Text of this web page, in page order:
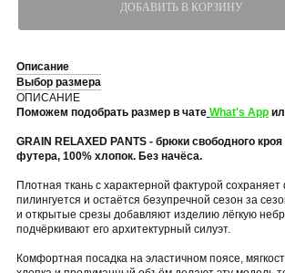
ДОБАВИТЬ В КОРЗИНУ
Описание
Выбор размера
ОПИСАНИЕ
Поможем подобрать размер в чате What's App
GRAIN RELAXED PANTS - брюки свободного
футера, 100% хлопок. Без начёса.
Плотная ткань с характерной фактурой
пилингуется и остаётся безупречной сезон за
и открытые срезы добавляют изделию лёгкую
подчёркивают его архитектурный силуэт.
Комфортная посадка на эластичном поясе,